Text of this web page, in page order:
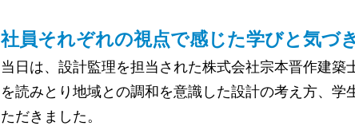
社員それぞれの視点で感じた学びと気づき
当日は、設計監理を担当された株式会社宗本晋作建
を読みとり地域との調和を意識した設計の考え方、
ただきました。